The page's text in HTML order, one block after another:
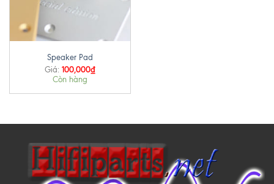
Speaker Pad
Giá: 100,000₫
Còn hàng